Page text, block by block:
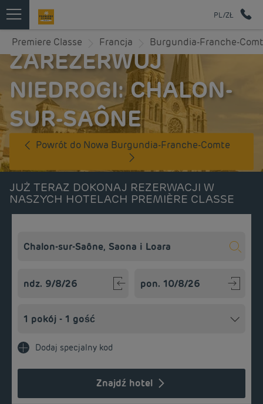
PL/ZŁ
Premiere Classe Francja Burgundia-Franche-
ZAREZERWUJ
NIEDROGI: CHALON-
SUR-SAÔNE
Powrót do Nowa Burgundia-Franche-Comte
JUŻ TERAZ DOKONAJ REZERWACJI W
NASZYCH HOTELACH PREMIÈRE CLASSE
Znajdź hotel
Dodaj specjalny kod